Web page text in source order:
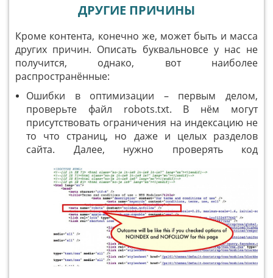
ДРУГИЕ ПРИЧИНЫ
Кроме контента, конечно же, может быть и масса
других причин. Описать буквальновсе у нас не
получится, однако, вот наиболее
распространённые:
Ошибки в оптимизации – первым делом,
проверьте файл robots.txt. В нём могут
присутствовать ограничения на индексацию не
то что страниц, но даже и целых разделов
сайта. Далее, нужно проверять код